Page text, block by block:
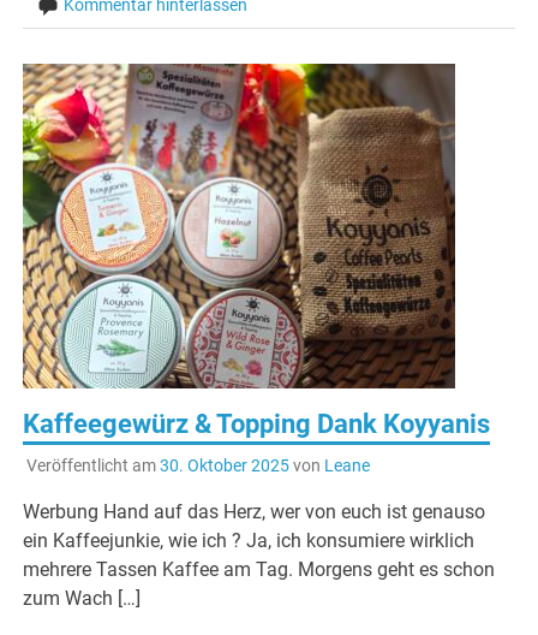
Kommentar hinterlassen
Kaffeegewürz & Topping Dank Koyyanis
Veröffentlicht am30. Oktober 2025von Leane
Werbung Hand auf das Herz, wer von euch ist genauso
ein Kaffeejunkie, wie ich ? Ja, ich konsumiere wirklich
mehrere Tassen Kaffee am Tag. Morgens geht es schon
zum Wach […]